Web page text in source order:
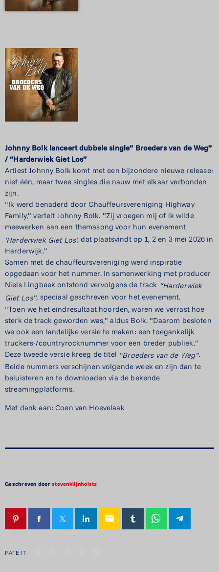
Johnny Bolk lanceert dubbele single“ Broeders van de Weg”
/“Harderwiek Giet Los”
Artiest Johnny Bolk komt met een bijzondere nieuwe release:
niet één, maar twee singles die nauw met elkaar verbonden
zijn.
“Ik werd benaderd door Chauffeursvereniging Highway
Family,” vertelt Johnny Bolk. “Zij vroegen mij of ik wilde
meewerken aan een themasong voor hun evenement
‘Harderwiek Giet Los’, dat plaatsvindt op 1, 2 en 3 mei 2026 in
Harderwijk.”
Samen met de chauffeursvereniging werd inspiratie
opgedaan voor het nummer. In samenwerking met producer
Niels Lingbeek ontstond vervolgens de track “Harderwiek
Giet Los”, speciaal geschreven voor het evenement.
“Toen we het eindresultaat hoorden, waren we verrast hoe
sterk de track geworden was,” aldus Bolk.“Daarom besloten
we ook een landelijke versie te maken: een toegankelijk
truckers-/countryrocknummer voor een breder publiek.”
Deze tweede versie kreeg de titel “Broeders van de Weg”.
Beide nummers verschijnen volgende week en zijn dan te
beluisteren en te downloaden via de bekende
streamingplatforms.
Met dank aan: Coen van Hoevelaak
Geschreven doorstevenklijnholstz
email
RATE IT